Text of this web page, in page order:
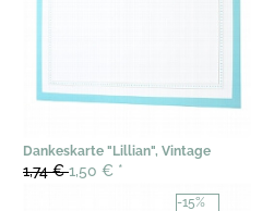
Dankeskarte "Lillian", Vintage
1,74 €1,50 € *
-15%